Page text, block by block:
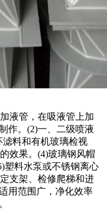
液管，在吸液管上加
作。(2)一、二级喷液
料和有机玻璃检视
效果。(4)玻璃钢风帽
塑料水泵或不锈钢离心
支架、检修爬梯和进
用范围广，净化效率